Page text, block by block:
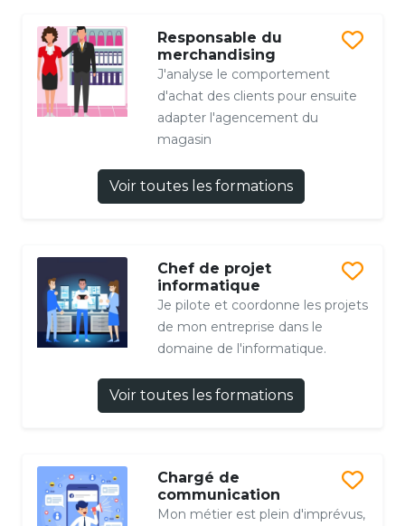
Responsable du
merchandising
J'analyse le comportement
d'achat des clients pour ensuite
adapter l'agencement du
magasin
Voir toutes les formations
Chef de projet
informatique
Je pilote et coordonne les projets
de mon entreprise dans le
domaine de l'informatique.
Voir toutes les formations
Chargé de
communication
Mon métier est plein d'imprévus,